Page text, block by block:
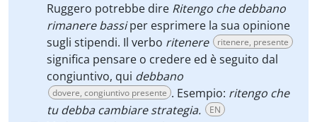
Ruggero potrebbe dire Ritengo che debbano
rimanere bassiper esprimere la sua opinione
sugli stipendi. Il verbo ritenere ritenere, presente
significa pensare o credere ed è seguito dal
congiuntivo, qui debbano
dovere, congiuntivo presente . Esempio: ritengo che
tu debba cambiare strategia.
EN